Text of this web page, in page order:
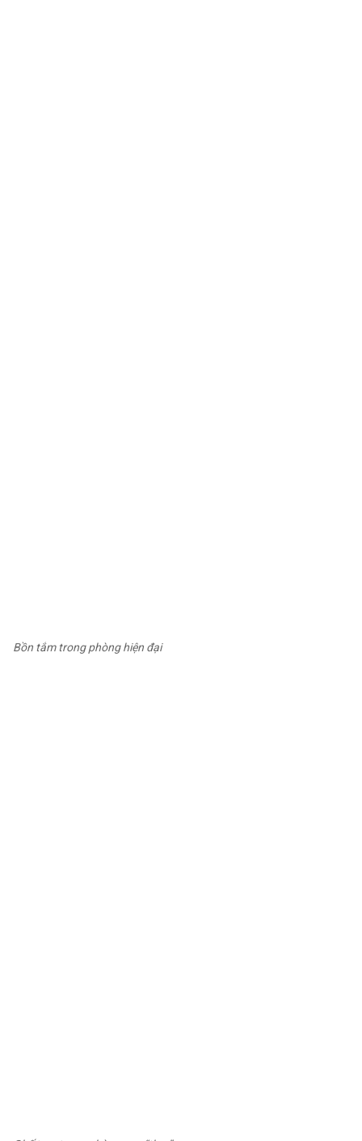
Bồn tắm trong phòng hiện đại